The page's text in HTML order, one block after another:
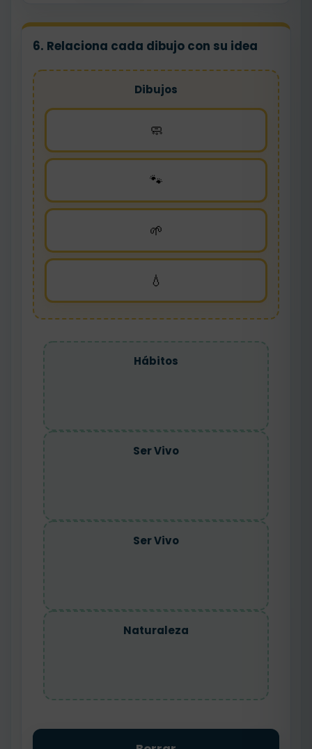
6. Relaciona cada dibujo con su idea
Dibujos
🧼
🐾
🌱
💧
Hábitos
Ser Vivo
Ser Vivo
Naturaleza